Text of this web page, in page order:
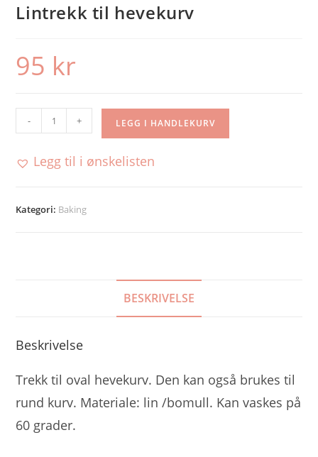
Lintrekk til hevekurv
95 kr
Lintrekk
til
antall
- + LEGG I HANDLEKURV
Legg til i ønskelisten
Kategori: Baking
BESKRIVELSE
Beskrivelse
Trekk til oval hevekurv. Den kan også brukes til
rund kurv. Materiale: lin /bomull. Kan vaskes på
60 grader.